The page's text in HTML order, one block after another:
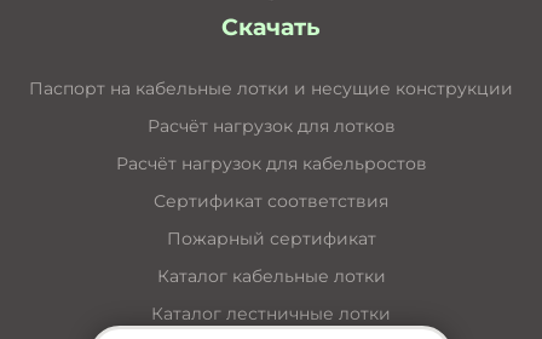
Скачать
Паспорт на кабельные лотки и несущие конструкции
Расчёт нагрузок для лотков
Расчёт нагрузок для кабельростов
Сертификат соответствия
Пожарный сертификат
Каталог кабельные лотки
Каталог лестничные лотки